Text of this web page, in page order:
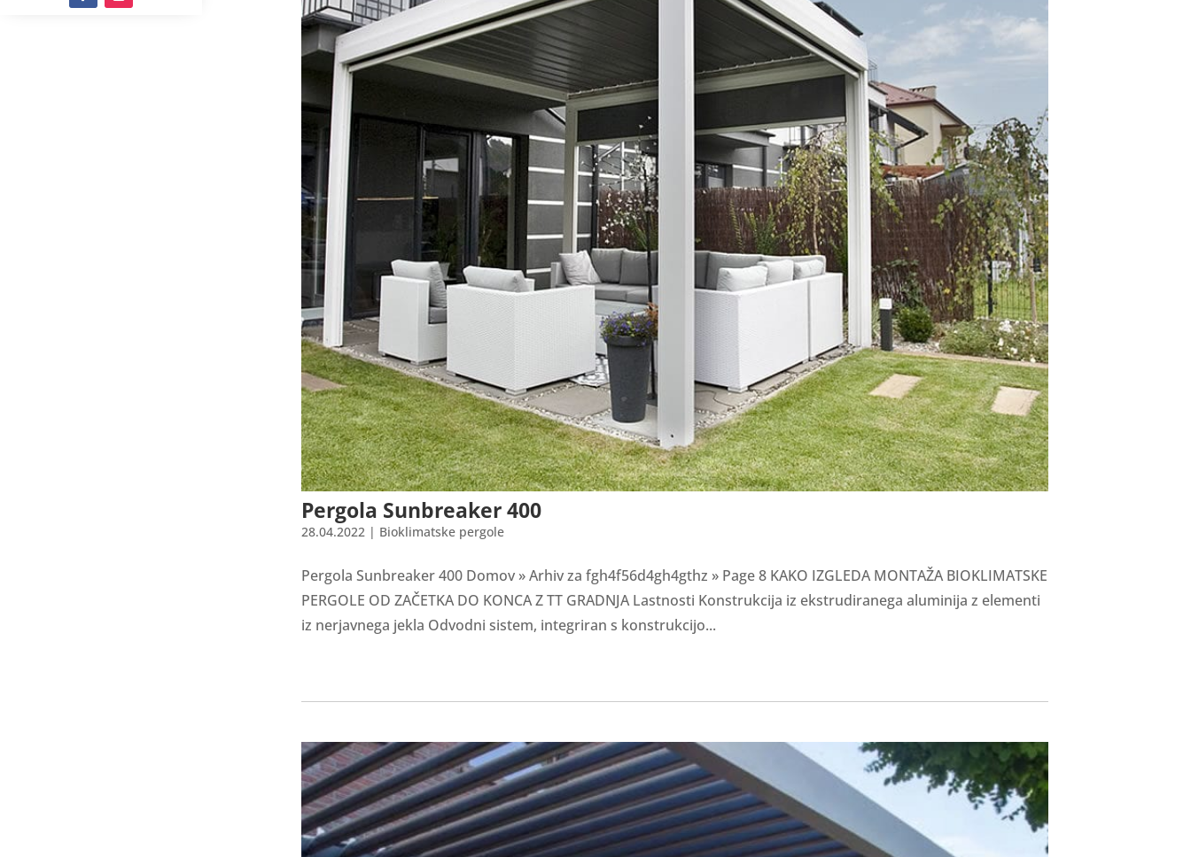
Pergola Sunbreaker 400
28.04.2022 | Bioklimatske pergole
Pergola Sunbreaker 400 Domov » Arhiv za fgh4f56d4gh4gthz » Page 8 KAKO IZGLEDA MONTAŽA BIOKLIMATSKE
PERGOLE OD ZAČETKA DO KONCA Z TT GRADNJA Lastnosti Konstrukcija iz ekstrudiranega aluminija z elementi
iz nerjavnega jekla Odvodni sistem, integriran s konstrukcijo...